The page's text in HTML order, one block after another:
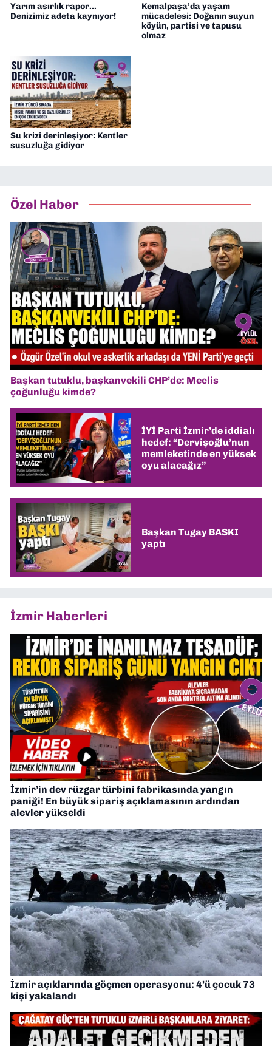
Yarım asırlık rapor...
Denizimiz adeta kaynıyor!
Kemalpaşa’da yaşam
mücadelesi: Doğanın suyun
köyün, partisi ve tapusu
olmaz
Su krizi derinleşiyor: Kentler
susuzluğa gidiyor
Özel Haber
Başkan tutuklu, başkanvekili CHP’de: Meclis
çoğunluğu kimde?
İYİ Parti İzmir’de iddialı
hedef: “Dervişoğlu’nun
memleketinde en yüksek
oyu alacağız”
Başkan Tugay BASKI
yaptı
İzmir Haberleri
İzmir’in dev rüzgar türbini fabrikasında yangın
paniği! En büyük sipariş açıklamasının ardından
alevler yükseldi
İzmir açıklarında göçmen operasyonu: 4’ü çocuk 73
kişi yakalandı